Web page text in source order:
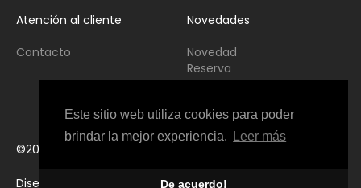
Este sitio web utiliza cookies para poder
brindar la mejor experiencia.
Leer más
De acuerdo!
Atención al cliente
Contacto
Novedades
Novedad
Reserva
Usado
©2021 Copyright Fitness Interior All Rights Reserved
Diseño web Perosio